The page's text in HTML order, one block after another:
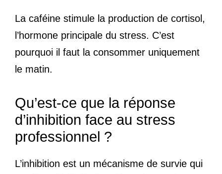
La caféine stimule la production de cortisol,
l’hormone principale du stress. C’est
pourquoi il faut la consommer uniquement
le matin.
Qu’est-ce que la réponse
d’inhibition face au stress
professionnel ?
L’inhibition est un mécanisme de survie qui